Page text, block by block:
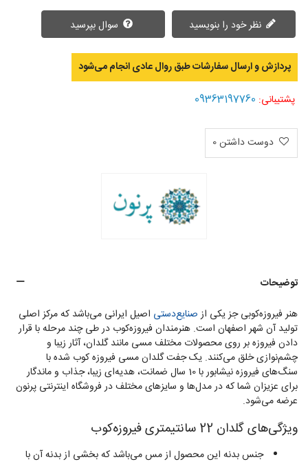
نظر خود را بنویسید
پردازش و ارسال سفارشات طبق روال عادی انجام می‌‌شود
پشتیبانی: 09363197760
دوست داشتن0
توضیحات
هنر فیروزه‌کوبی جز یکی از صنایع‌دستی اصیل ایرانی می‌باشد که مرکز اصلی
تولید آن شهر اصفهان است. هنرمندان فیروزه‌کوب در طی چند مرحله با قرار
دادن فیروزه بر روی محصولات مختلف مسی مانند گلدان، آثار زیبا و
چشم‌نوازی خلق می‌کنند. یک جفت گلدان مسی فیروزه کوب شده با
سنگ‌های فیروزه نیشابور با 10 سال ضمانت، هدیه‌ای زیبا، جذاب و ماندگار
برای عزیزان شما که در مدل‌ها و سایزهای مختلف در فروشگاه اینترنتی پرنون
عرضه می‌شود.
ویژگی‌های گلدان 22 سانتیمتری فیروزه‌کوب
جنس بدنه این محصول از مس می‌باشد که بخشی از بدنه آن با